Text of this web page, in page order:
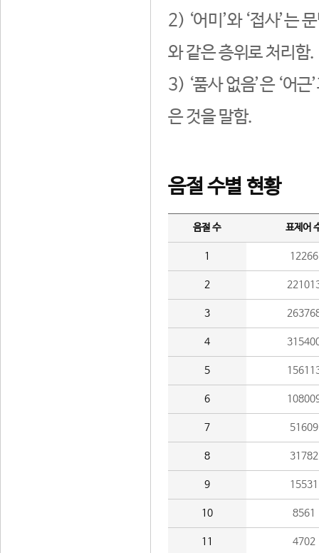
2) ‘어미’와 ‘접사’는
와 같은 층위로 처리함.
3) ‘품사 없음’은 ‘어
은 것을 말함.
음절 수별 현황
음절 수 표제어
1 12266
2
3
4
5
6
7 51609
8 31782
9 15531
10 8561
11 4702